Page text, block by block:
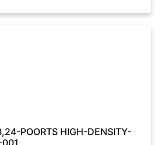
POORTS HIGH-DENSITY-